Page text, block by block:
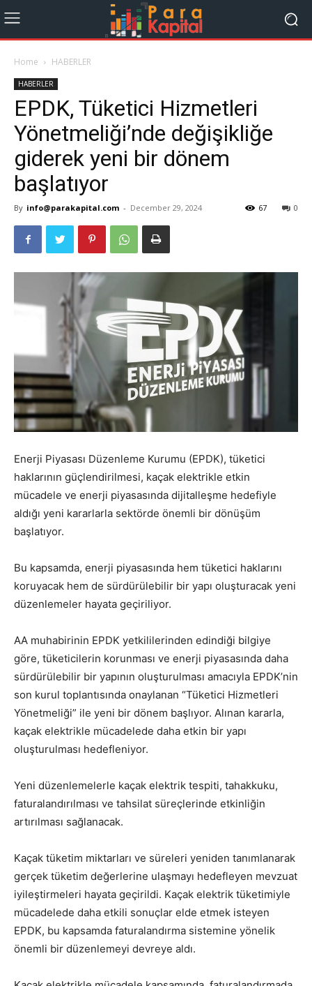
Home HABERLER
HABERLER
EPDK, Tüketici Hizmetleri
Yönetmeliği’nde değişikliğe
giderek yeni bir dönem
başlatıyor
By info@parakapital.com - December 29, 2024 0
67
Enerji Piyasası Düzenleme Kurumu (EPDK), tüketici
haklarının güçlendirilmesi, kaçak elektrikle etkin
mücadele ve enerji piyasasında dijitalleşme hedefiyle
aldığı yeni kararlarla sektörde önemli bir dönüşüm
başlatıyor.
Bu kapsamda, enerji piyasasında hem tüketici haklarını
koruyacak hem de sürdürülebilir bir yapı oluşturacak yeni
düzenlemeler hayata geçiriliyor.
AA muhabirinin EPDK yetkililerinden edindiği bilgiye
göre, tüketicilerin korunması ve enerji piyasasında daha
sürdürülebilir bir yapının oluşturulması amacıyla EPDK’nin
son kurul toplantısında onaylanan “Tüketici Hizmetleri
Yönetmeliği” ile yeni bir dönem başlıyor. Alınan kararla,
kaçak elektrikle mücadelede daha etkin bir yapı
oluşturulması hedefleniyor.
Yeni düzenlemelerle kaçak elektrik tespiti, tahakkuku,
faturalandırılması ve tahsilat süreçlerinde etkinliğin
artırılması sağlanacak.
Kaçak tüketim miktarları ve süreleri yeniden tanımlanarak
gerçek tüketim değerlerine ulaşmayı hedefleyen mevzuat
iyileştirmeleri hayata geçirildi. Kaçak elektrik tüketimiyle
mücadelede daha etkili sonuçlar elde etmek isteyen
EPDK, bu kapsamda faturalandırma sistemine yönelik
önemli bir düzenlemeyi devreye aldı.